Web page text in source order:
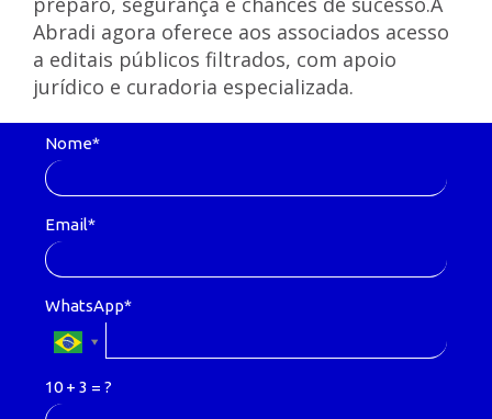
Abradi agora oferece aos associados acesso
a editais públicos filtrados, com apoio
jurídico e curadoria especializada.
Nome*
Email*
WhatsApp*
10 + 3 = ?